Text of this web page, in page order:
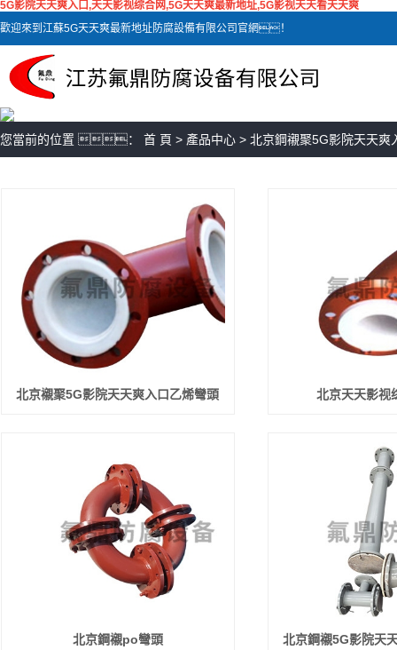
5G影院天天爽入口,天天影视综合网,5G天天爽最新地址,5G影视天天看天天爽
歡迎來到江蘇5G天天爽最新地址防腐設備有限公司官網！
您當前的位置 ： 首 頁 > 產品中心 > 北京鋼襯聚5G影院天天爽
北京襯聚5G影院天天爽入口乙烯彎頭 北京天天影视
北京鋼襯po彎頭 北京鋼襯5G影院天